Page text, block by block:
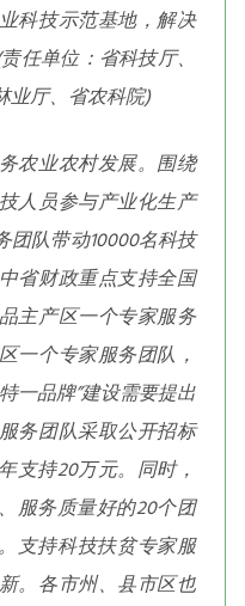
科技示范基地，解决
任单位：省科技厅、
业厅、省农科院)
农业农村发展。围绕
人员参与产业化生产
团队带动10000名科技
省财政重点支持全国
主产区一个专家服务
一个专家服务团队，
一品牌”建设需要提出
务团队采取公开招标
支持20万元。同时，
服务质量好的20个团
支持科技扶贫专家服
。各市州、县市区也